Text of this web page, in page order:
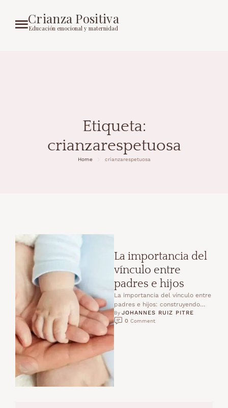
Crianza Positiva
Educación emocional y maternidad
Etiqueta:
crianzarespetuosa
Home crianzarespetuosa
La importancia del
vínculo entre
padres e hijos
La importancia del vínculo entre
padres e hijos: construyendo
amor y seguridad Desde el
primer instante en que …
By JOHANNES RUIZ PITRE
0 Comment